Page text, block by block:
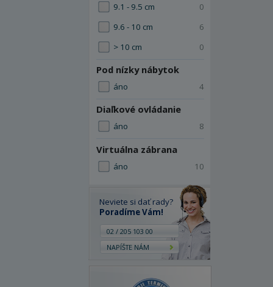
9.1 - 9.5 cm
0
9.6 - 10 cm
6
> 10 cm
0
Pod nízky nábytok
áno 4
Diaľkové ovládanie
áno 8
Virtuálna zábrana
áno 10
Neviete si dať rady?
Poradíme Vám!
02 / 205 103 00
NAPÍŠTE NÁM